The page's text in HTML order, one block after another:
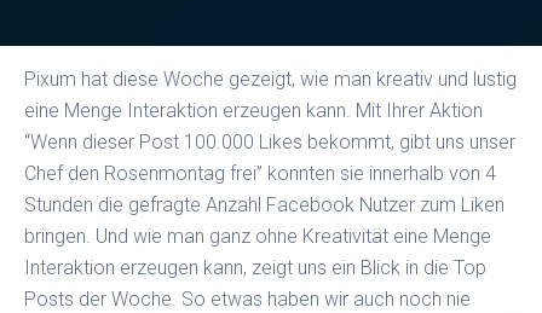
Pixum hat diese Woche gezeigt, wie man kreativ und lustig
eine Menge Interaktion erzeugen kann. Mit Ihrer Aktion
“Wenn dieser Post 100.000 Likes bekommt, gibt uns unser
Chef den Rosenmontag frei” konnten sie innerhalb von 4
Stunden die gefragte Anzahl Facebook Nutzer zum Liken
bringen. Und wie man ganz ohne Kreativität eine Menge
Interaktion erzeugen kann, zeigt uns ein Blick in die Top
Posts der Woche. So etwas haben wir auch noch nie